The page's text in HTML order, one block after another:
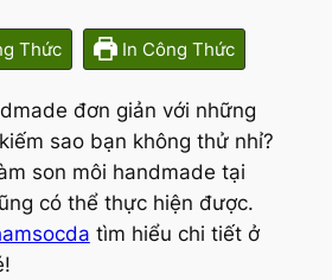
Thức In Công Thức
đơn giản với những
sao bạn không thử nhỉ?
son môi handmade tại
có thể thực hiện được.
tìm hiểu chi tiết ở